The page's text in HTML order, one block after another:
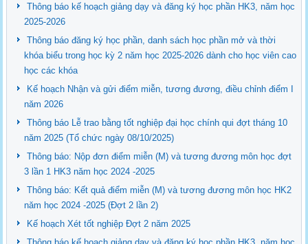
Thông báo kế hoạch giảng dạy và đăng ký học phần HK3, năm học
2025-2026
Thông báo đăng ký học phần, danh sách học phần mở và thời
khóa biểu trong học kỳ 2 năm học 2025-2026 dành cho học viên cao
học các khóa
Kế hoạch Nhận và gửi điểm miễn, tương đương, điều chỉnh điểm I
năm 2026
Thông báo Lễ trao bằng tốt nghiệp đại học chính qui đợt tháng 10
năm 2025 (Tổ chức ngày 08/10/2025)
Thông báo: Nộp đơn điểm miễn (M) và tương đương môn học đợt
3 lần 1 HK3 năm học 2024 -2025
Thông báo: Kết quả điểm miễn (M) và tương đương môn học HK2
năm học 2024 -2025 (Đợt 2 lần 2)
Kế hoạch Xét tốt nghiệp Đợt 2 năm 2025